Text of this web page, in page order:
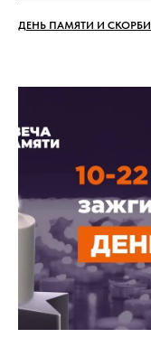
ДЕНЬ ПАМЯТИ И СКОРБИ